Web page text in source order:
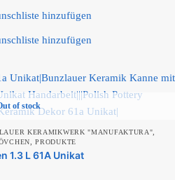
hinzufügen
hinzufügen
of stock
KERAMIKWERK "MANUFAKTURA"
,PRODUKTE
1.3 L 61A Unikat